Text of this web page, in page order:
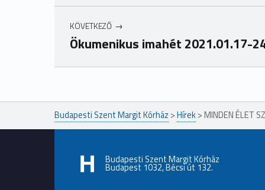
KÖVETKEZŐ
Ökumenikus imahét 2021.01.17-
Ugrás a főmenühöz
Budapesti Szent Margit Kórház >Hírek> MINDEN ÉLET
Budapesti Szent Margit Kórház
Budapest 1032, Bécsi út 132.